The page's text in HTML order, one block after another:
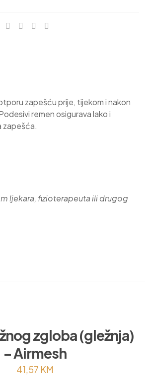
zapešću prije, tijekom i nakon
remen osigurava lako i
zapešća.
ljekara, fizioterapeuta ili drugog
zgloba (gležnja)
– Airmesh
41,57 KM